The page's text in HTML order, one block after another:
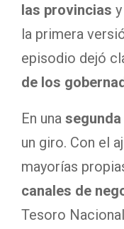
las provincias
la primera
episodio dejó
de los
En una segunda
un giro. Con el
mayorías
canales de
Tesoro